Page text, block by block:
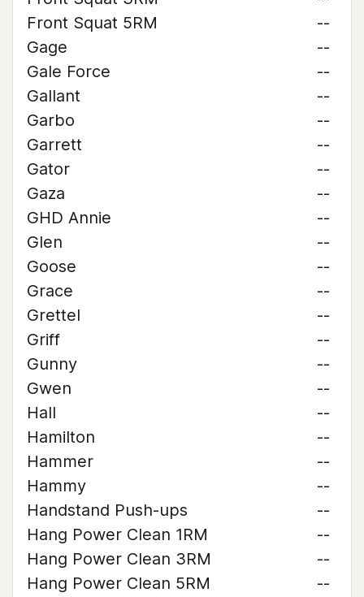
Front Squat 5RM
--
Gage
--
Gale Force
--
Gallant
--
Garbo
--
Garrett
--
Gator
--
Gaza
--
GHD Annie
--
Glen
--
Goose
--
Grace
--
Grettel
--
Griff
--
Gunny
--
Gwen
--
Hall
--
Hamilton
--
Hammer
--
Hammy
--
Handstand Push-ups
--
Hang Power Clean 1RM
--
Hang Power Clean 3RM
--
Hang Power Clean 5RM
--